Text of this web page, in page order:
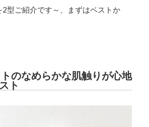
2型ご紹介です～、まずはベストか
のなめらかな肌触りが心地
ト